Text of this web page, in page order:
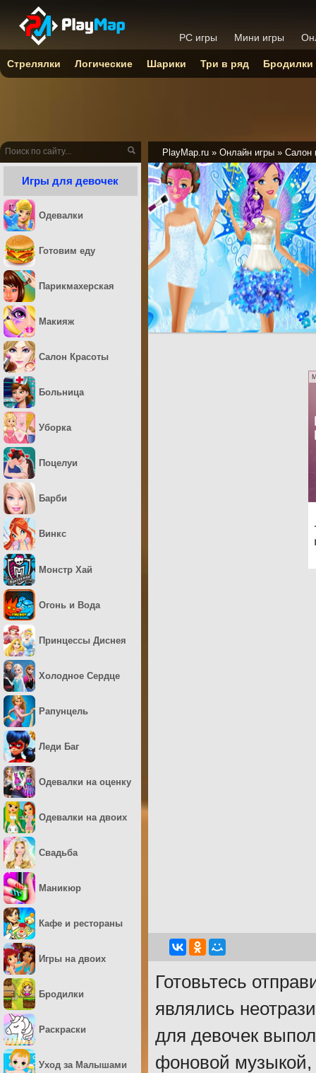
PlayMap.ru » Онлайн игры » Салон
Готовьтесь
являлись
для девочек
фоновой музыкой,
Игры для девочек
Одевалки
Готовим еду
Парикмахерская
Макияж
Салон Красоты
Больница
Уборка
Поцелуи
Барби
Винкс
Монстр Хай
Огонь и Вода
Принцессы Диснея
Холодное Сердце
Рапунцель
Леди Баг
Одевалки на оценку
Одевалки на двоих
Свадьба
Маникюр
Кафе и рестораны
Игры на двоих
Бродилки
Раскраски
Уход за Малышами
PC игры Мини игры
Стрелялки Логические Шарики Три в ряд Бродилки